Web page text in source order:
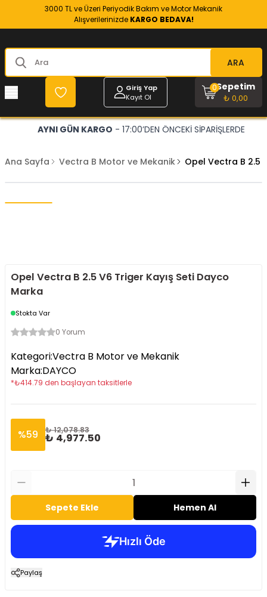
3000 TL ve Üzeri Periyodik Bakım ve Motor Mekanik
Alışverilerinizde KARGO BEDAVA!
ARA
Giriş Yap
Kayıt Ol
Sepetim
₺ 0,00
0
AYNI GÜN KARGO - 17:00’DEN ÖNCEKİ SİPARİŞLERDE
Ana Sayfa Vectra B Motor ve Mekanik Opel Vectra B 2.5
Opel Vectra B 2.5 V6 Triger Kayış Seti Dayco
Marka
Stokta Var
0 Yorum
Kategori:Vectra B Motor ve Mekanik
Marka:DAYCO
*₺414.79 den başlayan taksitlerle
%59 ₺ 12,078.83
₺ 4,977.50
Sepete Ekle Hemen Al
Paylaş